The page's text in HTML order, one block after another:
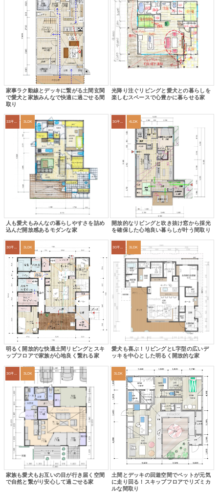
家事ラク動線とデッキに繋がる土間玄関
で愛犬と家族みんなで快適に過ごせる間
取り
光降り注ぐリビングと愛犬との暮らしを
楽しむスペースで心豊かに暮らせる家
3LDK
人も愛犬もみんなの暮らしやすさを詰め
込んだ開放感あるモダンな家
30坪～33坪 4LDK
開放的なリビングと吹き抜け窓から採光
を確保した心地良い暮らしが叶う間取り
3LDK
明るく開放的な快適土間リビングとスキ
ップフロアで家族が心地良く繋れる家
30坪～33坪 3LDK
愛犬も喜ぶ！リビングとL字型の広いデ
ッキを中心とした明るく開放的な家
3LDK
家族も愛犬もお互いの目が行き届く空間
で自然と繋がり安心して過ごせる家
3LDK
土間とデッキの回遊空間でペットが元気
に走り回る！スキップフロアでリズミカ
ルな間取り